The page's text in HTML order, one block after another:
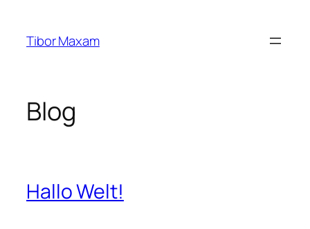
springen
Tibor Maxam
Blog
Hallo Welt!